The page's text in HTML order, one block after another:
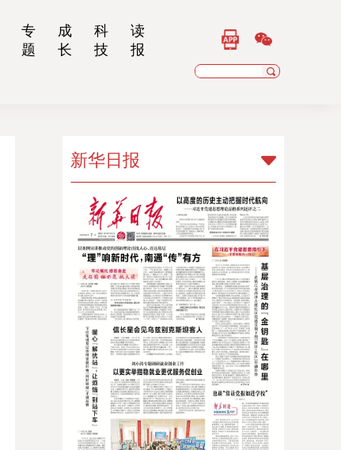
专
题
成
长
科
技
读
报
新华日报
新华日报
扬子晚报
乡村干部报
南京晨报
江苏经济报
江苏法治报
江南时报
新苏商
扬子体育报